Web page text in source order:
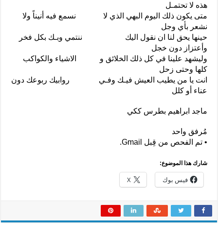
هذه لا تحتمـل
متى يكون ذلك اليوم البهي الذي لا نسمع فيه أنيناً ولا
نشعر بأي وجل
حينها يحق لنا ان نقول اليك ننتمي وبـك بكل فخر
وأعتزاز دون خجل
وليشهد علينا في كل ذلك الخلائق و الاشياء والكواكب
كلها وحتى زحل
انت يا من يطيب العيش فيـك وفـي روابيك ربوعك دون
عناء أو كلل
ماجد ابراهيم بطرس ككي
مُرفق واحد
• تم الفحص من قِبل Gmail.
شارك هذا الموضوع:
فيس بوك X